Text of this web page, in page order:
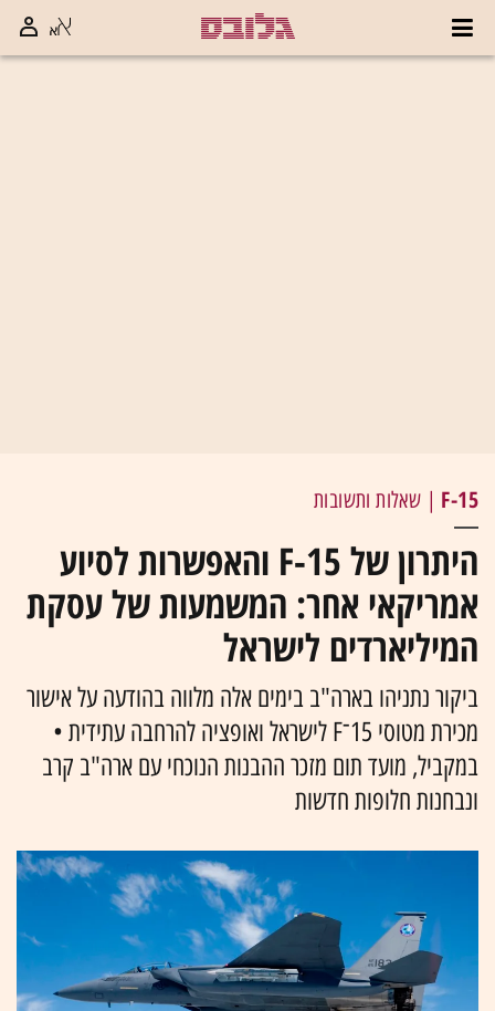
F-15 | שאלות ותשובות
היתרון של F-15 והאפשרות לסיוע
אמריקאי אחר: המשמעות של עסקת
המיליארדים לישראל
ביקור נתניהו בארה"ב בימים אלה מלווה בהודעה על אישור
מכירת מטוסי 15־F לישראל ואופציה להרחבה עתידית •
במקביל, מועד תום מזכר ההבנות הנוכחי עם ארה"ב קרב
ונבחנות חלופות חדשות